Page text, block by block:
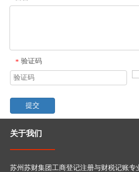
* 验证码
提交
关于我们
苏州苏财集团工商登记注册与财税记账专